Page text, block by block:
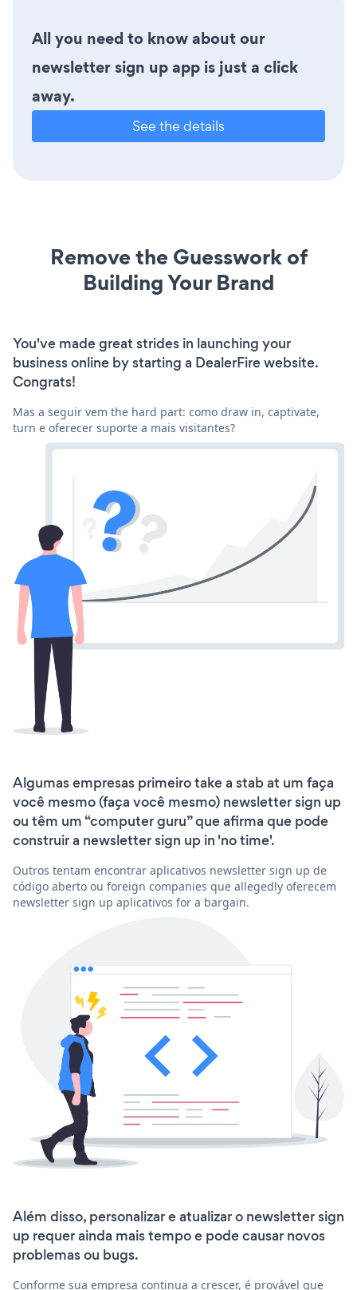
All you need to know about our
newsletter sign up app is just a click
away.
See the details
Remove the Guesswork of
Building Your Brand
You've made great strides in launching your
business online by starting a DealerFire website.
Congrats!
Mas a seguir vem the hard part: como draw in, captivate,
turn e oferecer suporte a mais visitantes?
Algumas empresas primeiro take a stab at um faça
você mesmo (faça você mesmo) newsletter sign up
ou têm um “computer guru” que afirma que pode
construir a newsletter sign up in 'no time'.
Outros tentam encontrar aplicativos newsletter sign up de
código aberto ou foreign companies que allegedly oferecem
newsletter sign up aplicativos for a bargain.
Além disso, personalizar e atualizar o newsletter sign
up requer ainda mais tempo e pode causar novos
problemas ou bugs.
Conforme sua empresa continua a crescer, é provável que